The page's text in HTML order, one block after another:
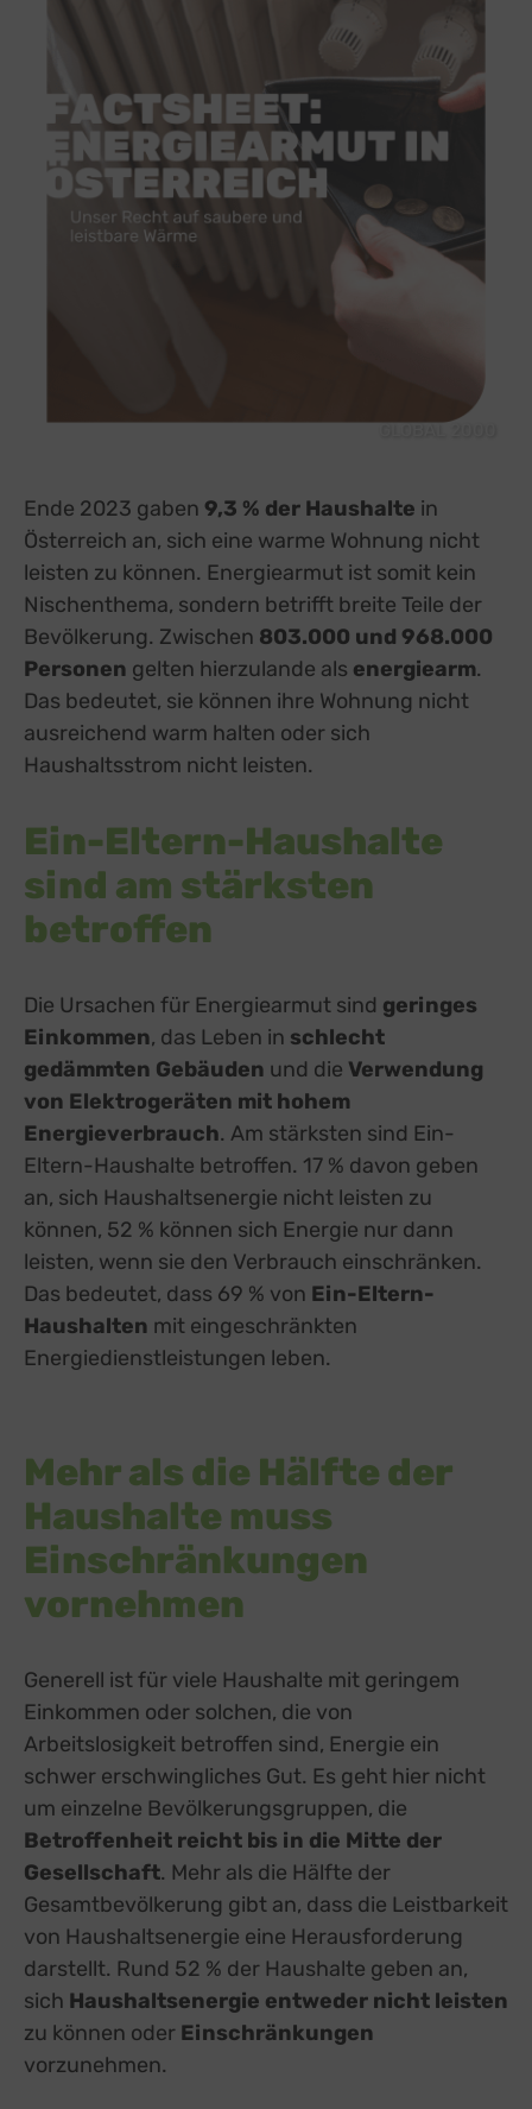
GLOBAL 2000
Ende 2023 gaben 9,3 % der Haushalte in
Österreich an, sich eine warme Wohnung nicht
leisten zu können. Energiearmut ist somit kein
Nischenthema, sondern betrifft breite Teile der
Bevölkerung. Zwischen 803.000 und 968.000
Personen gelten hierzulande als energiearm.
Das bedeutet, sie können ihre Wohnung nicht
ausreichend warm halten oder sich
Haushaltsstrom nicht leisten.
Ein-Eltern-Haushalte
sind am stärksten
betroffen
Die Ursachen für Energiearmut sind geringes
Einkommen, das Leben in schlecht
gedämmten Gebäuden und die Verwendung
von Elektrogeräten mit hohem
Energieverbrauch. Am stärksten sind Ein-
Eltern-Haushalte betroffen. 17 % davon geben
an, sich Haushaltsenergie nicht leisten zu
können, 52 % können sich Energie nur dann
leisten, wenn sie den Verbrauch einschränken.
Das bedeutet, dass 69 % von Ein-Eltern-
Haushalten mit eingeschränkten
Energiedienstleistungen leben.
Mehr als die Hälfte der
Haushalte muss
Einschränkungen
vornehmen
Generell ist für viele Haushalte mit geringem
Einkommen oder solchen, die von
Arbeitslosigkeit betroffen sind, Energie ein
schwer erschwingliches Gut. Es geht hier nicht
um einzelne Bevölkerungsgruppen, die
Betroffenheit reicht bis in die Mitte der
Gesellschaft. Mehr als die Hälfte der
Gesamtbevölkerung gibt an, dass die Leistbarkeit
von Haushaltsenergie eine Herausforderung
darstellt. Rund 52 % der Haushalte geben an,
sich Haushaltsenergie entweder nicht leisten
zu können oder Einschränkungen
vorzunehmen.